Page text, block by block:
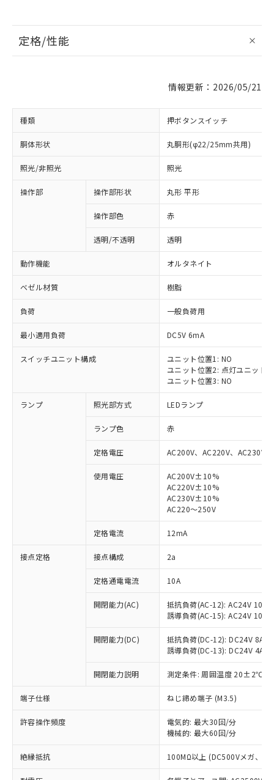
定格/性能
情報更新：2026/05/21
種類 押ボタンスイッチ
胴体形状 丸胴形(φ22/25mm共用)
照光/非照光 照光
操作部 操作部形状 丸形 平形
操作部色 赤
透明/不透明 透明
動作機能 オルタネイト
ベゼル材質 樹脂
負荷 一般負荷用
最小適用負荷 DC5V 6mA
スイッチユニット構成
ユニット位置1: NO
ユニット位置2: 点灯ユニット
ユニット位置3: NO
ランプ 照光部方式 LEDランプ
ランプ色 赤
定格電圧 AC200V、AC220V、AC230V
使用電圧
AC200V±10%
AC220V±10%
AC230V±10%
AC220～250V
定格電流 12mA
接点定格 接点構成 2a
定格通電電流 10A
開閉能力(AC)
抵抗負荷(AC-12): AC24V 10A/
誘導負荷(AC-15): AC24V
開閉能力(DC)
抵抗負荷(DC-12): DC24V 8A/
誘導負荷(DC-13): DC24V 4A/
開閉能力説明 測定条件: 周囲温度 20±2℃、
端子仕様 ねじ締め端子 (M3.5)
許容操作頻度
電気的: 最大30回/分
機械的: 最大60回/分
絶縁抵抗 100MΩ以上 (DC500Vメガ、点
以下の条件をお読みいただき、同意のうえ
本サービスは、当社制御機器事業取扱
商品の当社在庫状況および標準価格
(税抜)を提供させていただくもので
本サービスの対象外となる商品もある
ことをご了承ください。
在庫状況および標準価格照会結果は、
記載している更新日時点での社内デー
タに基づき作成されるものであり、閲
覧された時点での実際の在庫および標
対応済み：EU RoHS指令（10物質）の
非含有に対応した製品が提供可能な商品で
対応予定：EU RoHS指令（10物質）の非含
有に対応した製品に切り替える予定のある
対応予定なし：EU RoHS指令（10物質）の
非含有に非対応の商品で、対応品を出す予
調査・確認中：EU RoHS指令（10物質）の
非含有の対応状況を調査中または確認中の
非該当品：ライセンス料など無形物で、有
害物質有無と関係のない商品です。
仕入先様の事情により、非含有部品として
いたものが、含有品と判明した場合などや
むを得ず変更することがあります。
鉛(Pb) 1000ppm以下、 水銀(Hg) 1000ppm以下、 カド
六価クロム(Cr(Ⅵ)) 1000ppm以下、ポリ臭化ビフェニル
※1 中国RoHS○×表
「○」：最大均質材料含有率が中国RoHSの
基準値以下であることを示します。
「×」：最大均質材料含有率が中国RoHSの
基準値を超えていることを示します。
「－」：未確認です。当社販売部門へお問
*中国RoHS10物質の基準値 (GB/T26572)：
Pb(鉛) :1000ppm、 Hg(水銀) : 1000ppm、 Cd(カドミウ
当社は、これら貴社製品のうち、外国
為替および外国貿易法に定める商品
（以下｢規制貨物等」という）を輸出
または国外への提供する場合は、日本
国政府の輸出許可(または役務取引許
可)を取得するなどの必要な手続きを